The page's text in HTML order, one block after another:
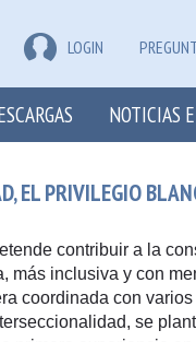
LOGIN
NOTICIAS
EL PRIVILEGIO
contribuir a la
más inclusiva y con
coordinada con
se